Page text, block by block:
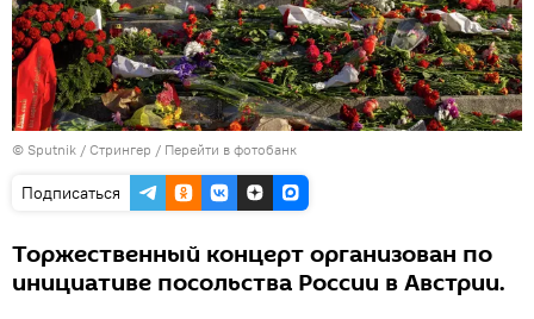
© Sputnik / Стрингер / Перейти в фотобанк
Подписаться
Торжественный концерт организован по
инициативе посольства России в Австрии.